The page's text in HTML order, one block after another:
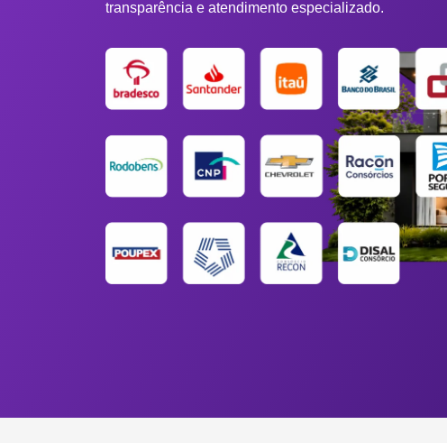
transparência e atendimento especializado.